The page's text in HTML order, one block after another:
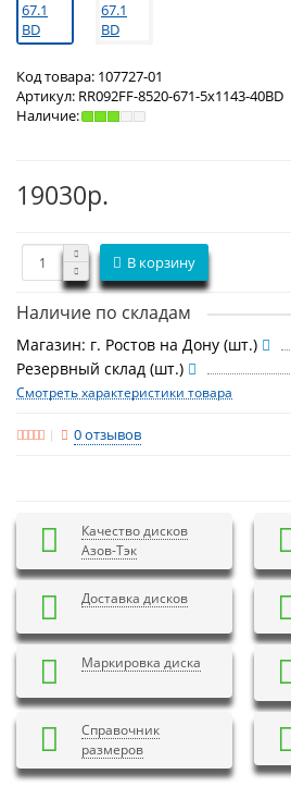
Код товара: 107727-01
Артикул: RR092FF-8520-671-5x1143-40BD
Наличие:
19030р.
В корзину
Наличие по складам
Магазин: г. Ростов на Дону (шт.)
Резервный склад (шт.)
Смотреть характеристики товара
0 отзывов
Качество дисков
Азов-Тэк
Доставка дисков
Маркировка диска
Справочник
размеров